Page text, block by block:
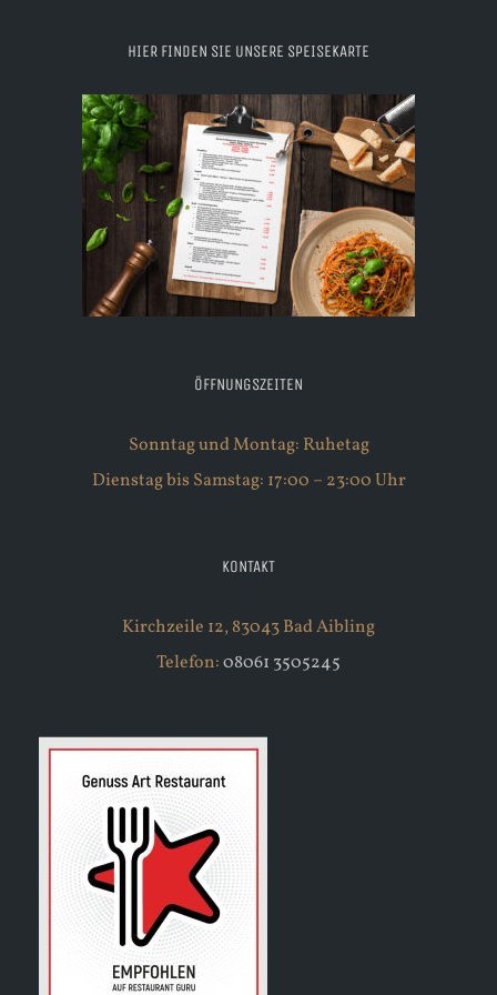
HIER FINDEN SIE UNSERE SPEISEKARTE
ÖFFNUNGSZEITEN
Sonntag und Montag: Ruhetag
Dienstag bis Samstag: 17:00 – 23:00 Uhr
KONTAKT
Kirchzeile 12, 83043 Bad Aibling
Telefon:08061 3505245